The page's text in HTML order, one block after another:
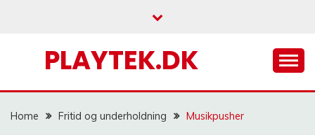
PLAYTEK.DK
Home Fritid og underholdning Musikpusher